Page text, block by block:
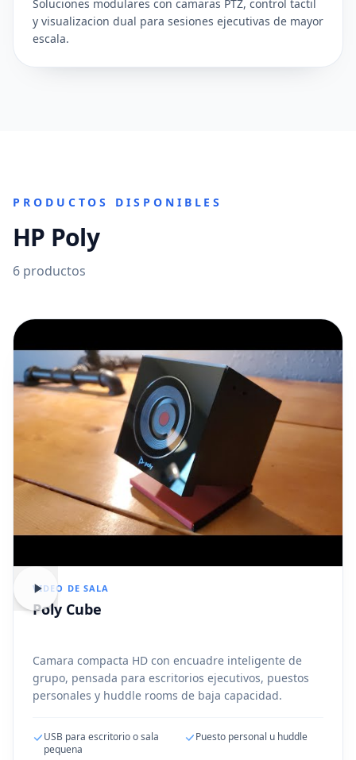
Soluciones modulares con camaras PTZ, control tactil
y visualizacion dual para sesiones ejecutivas de mayor
escala.
PRODUCTOS DISPONIBLES
HP Poly
6 productos
VIDEO DE SALA
Poly Cube
Camara compacta HD con encuadre inteligente de
grupo, pensada para escritorios ejecutivos, puestos
personales y huddle rooms de baja capacidad.
USB para escritorio o sala
pequena
Puesto personal u huddle